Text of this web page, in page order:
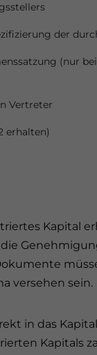
der
(nur
Vertreter
erhalten)
Kapital
versehen sein.
in das
Kapitals